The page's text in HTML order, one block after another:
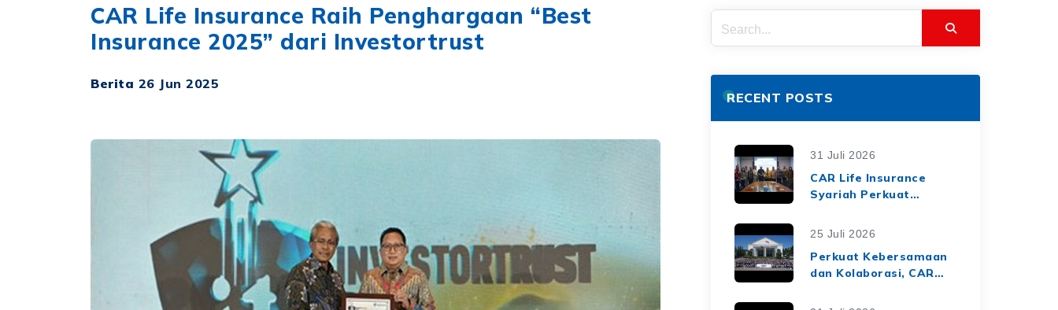
CAR Life Insurance Raih Penghargaan “Best
Insurance 2025” dari Investortrust
Berita 26 Jun 2025
RECENT POSTS
31 Juli 2026
CAR Life Insurance
Syariah Perkuat
Syariah melalui Kerja
Syariah dengan Tiga
BPRS di Lampung
25 Juli 2026
Perkuat Kebersamaan
dan Kolaborasi, CAR
Employee Gathering